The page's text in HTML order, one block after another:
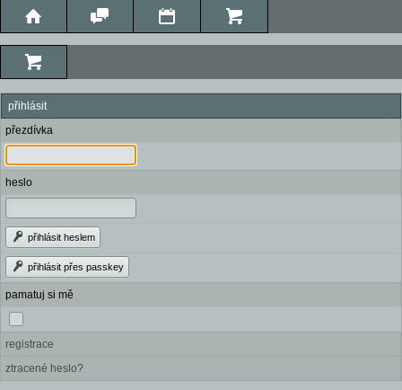
přihlásit
přezdívka
heslo
přihlásit heslem
přihlásit přes passkey
pamatuj si mě
registrace
ztracené heslo?